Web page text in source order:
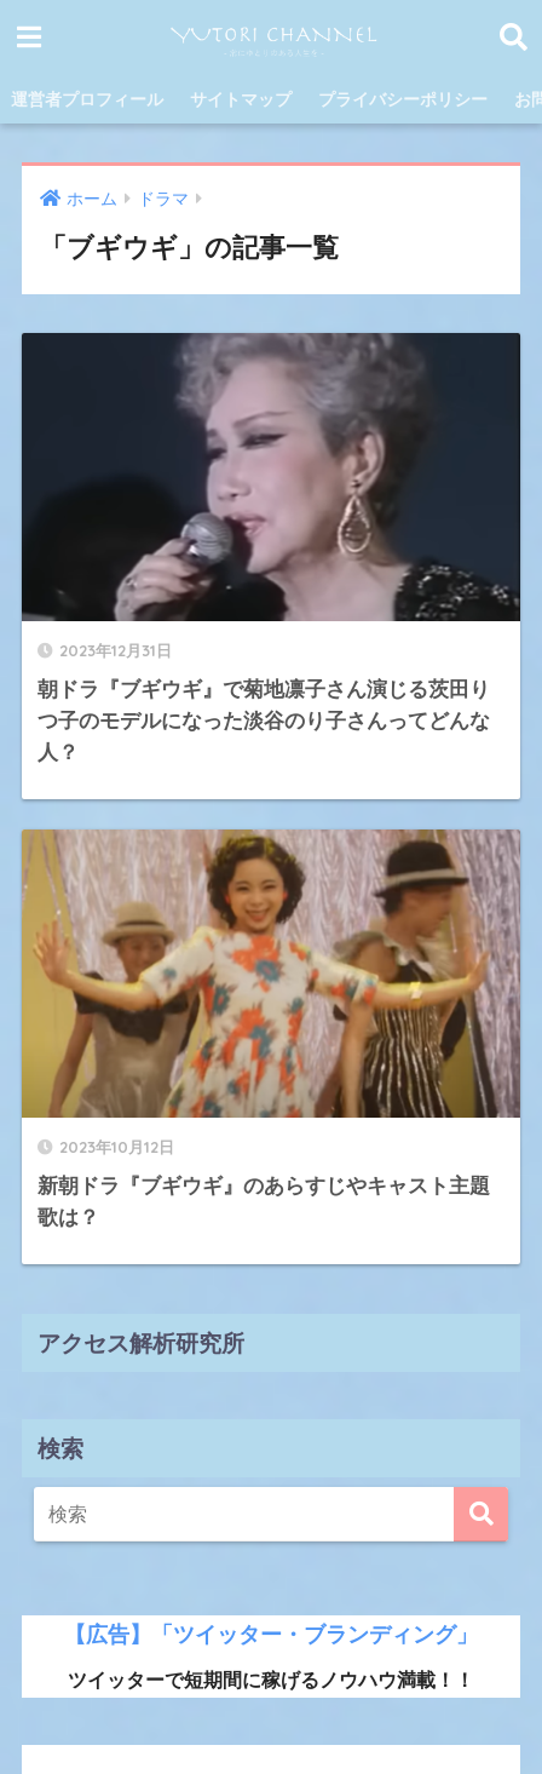
運営者プロフィール サイトマップ プライバシーポリシー お
ホーム ドラマ
「ブギウギ」の記事一覧
2023年12月31日
朝ドラ『ブギウギ』で菊地凛子さん演じる茨田り
つ子のモデルになった淡谷のり子さんってどんな
人？
2023年10月12日
新朝ドラ『ブギウギ』のあらすじやキャスト主題
歌は？
アクセス解析研究所
検索
【広告】「ツイッター・ブランディング」
ツイッターで短期間に稼げるノウハウ満載！！